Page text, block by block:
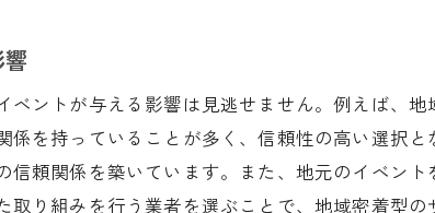
口コミサイトを活用した業者調査
プロとしての対応力を評価する
地域密着型のサービスを探すコツ
顧客対応の良さを確信する方法
ベントが与える影響は見逃せません。例えば、
を持っていることが多く、信頼性の高い選択
信頼関係を築いています。また、地元のイベン
取り組みを行う業者を選ぶことで、地域密着型